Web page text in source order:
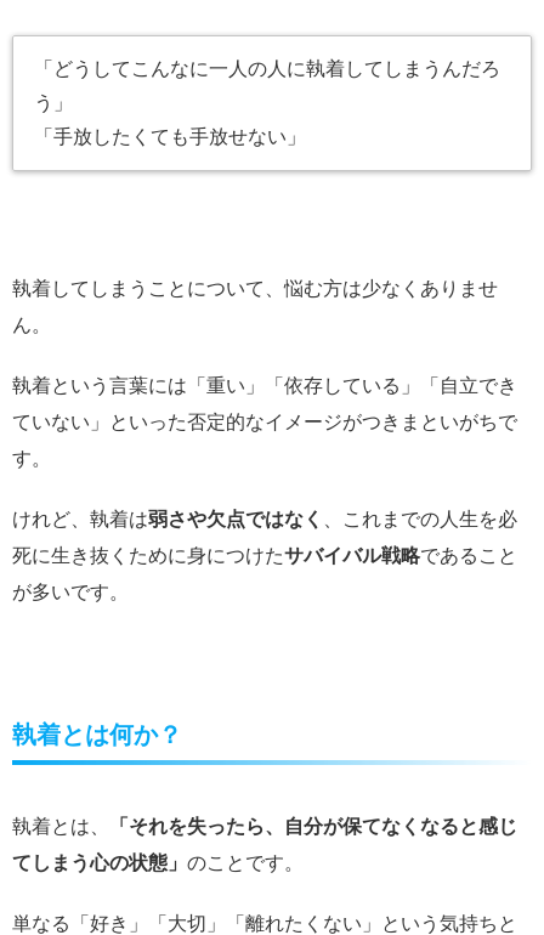
「どうしてこんなに一人の人に執着してしまうんだろ
う」
「手放したくても手放せない」
執着してしまうことについて、悩む方は少なくありませ
ん。
執着という言葉には「重い」「依存している」「自立でき
ていない」といった否定的なイメージがつきまといがちで
す。
けれど、執着は弱さや欠点ではなく
、これまでの人生を必
死に生き抜くために身につけたサバイバル戦略であること
が多いです。
執着とは何か？
執着とは、
「それを失ったら、自分が保てなくなると感じ
てしまう心の状態」 のことです。
単なる「好き」「大切」「離れたくない」という気持ちと